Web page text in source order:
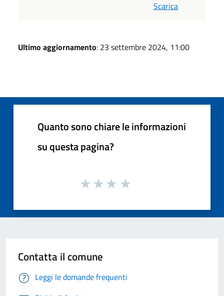
Scarica
Ultimo aggiornamento: 23 settembre 2024, 11:00
Quanto sono chiare le informazioni
su questa pagina?
Contatta il comune
Leggi le domande frequenti